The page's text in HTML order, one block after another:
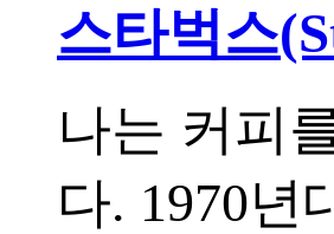
스타벅스
나는 커피
다. 1970